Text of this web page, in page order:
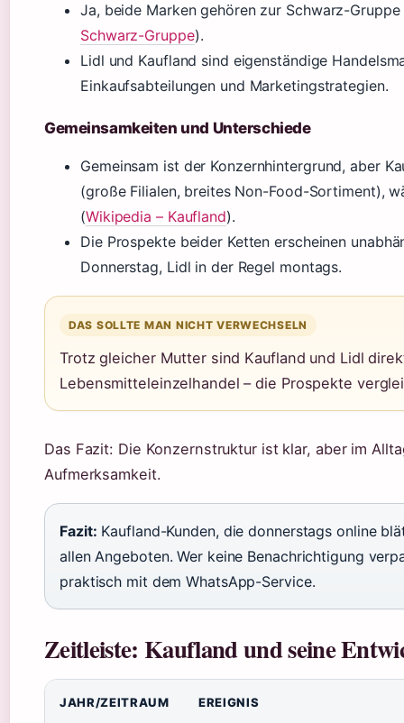
Ja, beide Marken gehören zur Schwarz-
Schwarz-Gruppe).
Lidl und Kaufland sind eigenständige
Einkaufsabteilungen und Marketingstrategien.
Gemeinsamkeiten und Unterschiede
Gemeinsam ist der Konzernhintergrund, aber
(große Filialen, breites Non-Food-Sortiment),
(Wikipedia – Kaufland).
Die Prospekte beider Ketten erscheinen
Donnerstag, Lidl in der Regel montags.
DAS SOLLTE MAN NICHT VERWECHSELN
Trotz gleicher Mutter sind Kaufland und Lidl
Lebensmitteleinzelhandel – die Prospekte
Das Fazit: Die Konzernstruktur ist klar, aber im
Aufmerksamkeit.
Fazit: Kaufland-Kunden, die donnerstags online
allen Angeboten. Wer keine Benachrichtigung
praktisch mit dem WhatsApp-Service.
Zeitleiste: Kaufland und seine
JAHR/ZEITRAUM EREIGNIS